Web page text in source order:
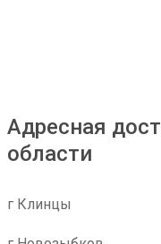
Адресная
области
г Клинцы